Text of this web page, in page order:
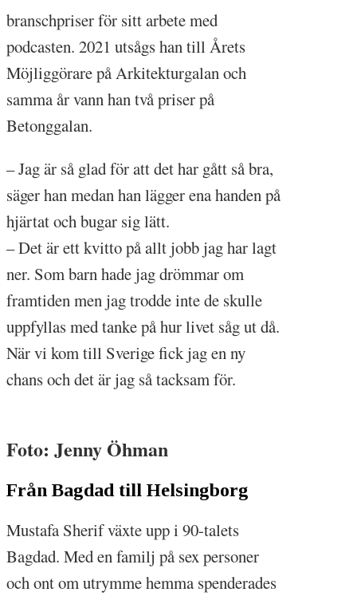
branschpriser för sitt arbete med
podcasten. 2021 utsågs han till Årets
Möjliggörare på Arkitekturgalan och
samma år vann han två priser på
Betonggalan.
– Jag är så glad för att det har gått så bra,
säger han medan han lägger ena handen på
hjärtat och bugar sig lätt.
– Det är ett kvitto på allt jobb jag har lagt
ner. Som barn hade jag drömmar om
framtiden men jag trodde inte de skulle
uppfyllas med tanke på hur livet såg ut då.
När vi kom till Sverige fick jag en ny
chans och det är jag så tacksam för.
Foto: Jenny Öhman
Från Bagdad till Helsingborg
Mustafa Sherif växte upp i 90-talets
Bagdad. Med en familj på sex personer
och ont om utrymme hemma spenderades